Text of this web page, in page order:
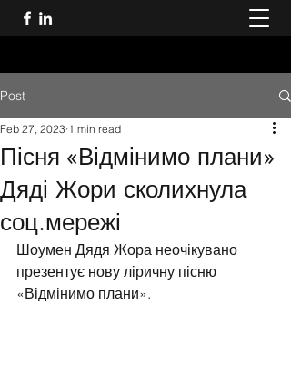
Post
Пісня «Відмінимо плани»
Дяді Жори сколихнула
соц.мережі
Feb 27, 2023 1 min read
Шоумен Дядя Жора неочікувано
презентує нову ліричну пісню
«Відмінимо плани».